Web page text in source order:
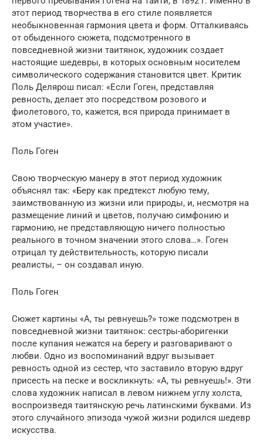
этот период творчества в его стиле появляется
необыкновенная гармония цвета и форм. Отталкиваясь
от обыденного сюжета, подсмотренного в
повседневной жизни таитянок, художник создает
настоящие шедевры, в которых основным носителем
символического содержания становится цвет. Критик
Поль Делярош писал: «Если Гоген, представляя
ревность, делает это посредством розового и
фиолетового, то, кажется, вся природа принимает в
этом участие».
Поль Гоген
Свою творческую манеру в этот период художник
объяснял так: «Беру как предтекст любую тему,
заимствованную из жизни или природы, и, несмотря на
размещение линий и цветов, получаю симфонию и
гармонию, не представляющую ничего полностью
реального в точном значении этого слова…». Гоген
отрицал ту действительность, которую писали
реалисты, – он создавал иную.
Поль Гоген
Сюжет картины «А, ты ревнуешь?» тоже подсмотрен в
повседневной жизни таитянок: сестры-аборигенки
после купания нежатся на берегу и разговаривают о
любви. Одно из воспоминаний вдруг вызывает
ревность одной из сестер, что заставило вторую вдруг
присесть на песке и воскликнуть: «А, ты ревнуешь!». Эти
слова художник написал в левом нижнем углу холста,
воспроизведя таитянскую речь латинскими буквами. Из
этого случайного эпизода чужой жизни родился шедевр
искусства.